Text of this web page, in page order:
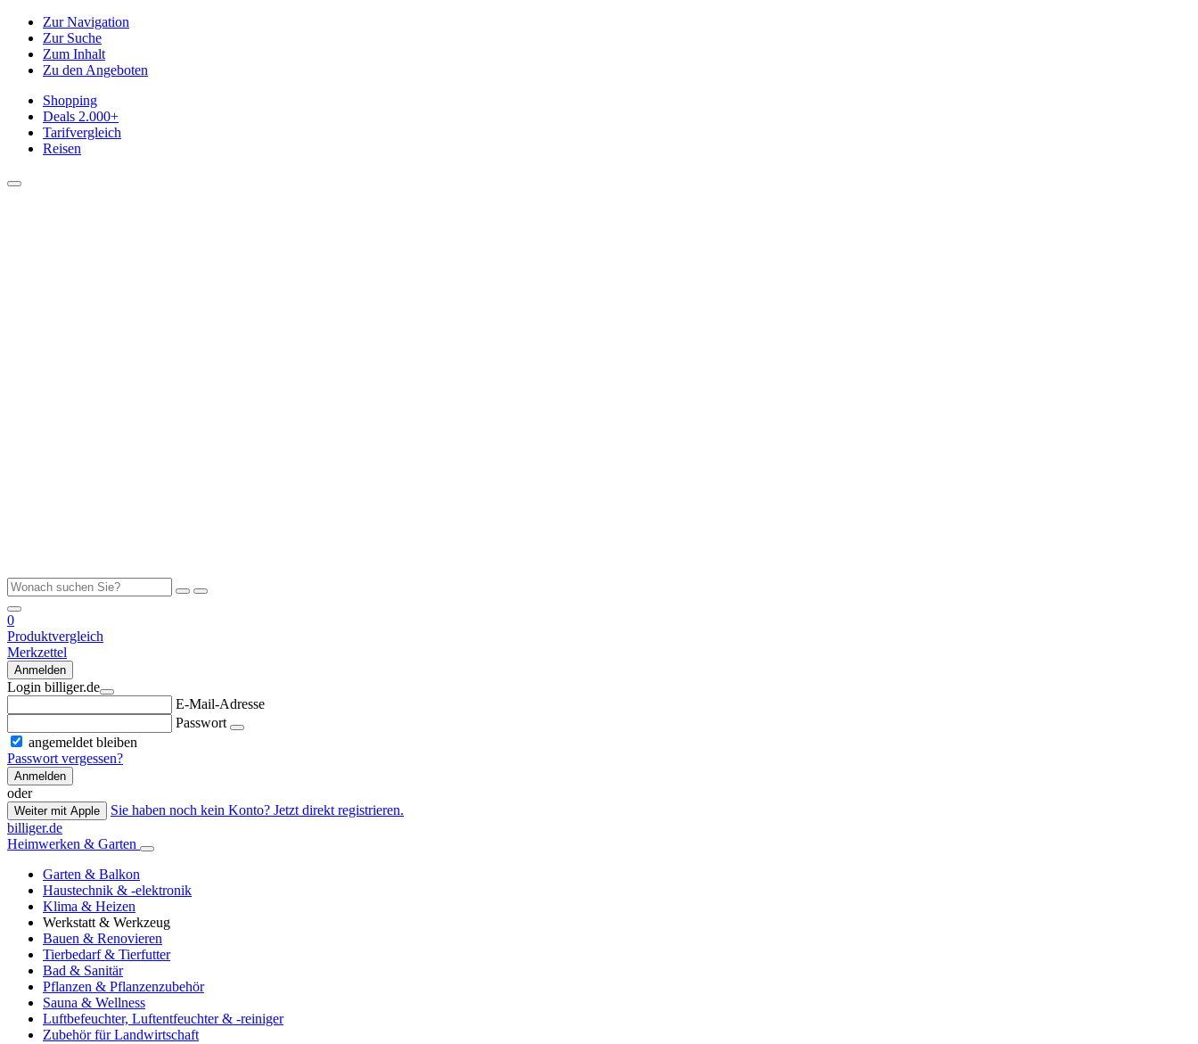
Zur Navigation
Zur Suche
Zum Inhalt
Zu den Angeboten
Shopping
Deals 2.000+
Tarifvergleich
Reisen
0
Produktvergleich
Merkzettel
Anmelden
Login billiger.de
E-Mail-Adresse
Passwort
angemeldet bleiben
Passwort vergessen?
Anmelden
oder
Weiter mit Apple
Sie haben noch kein Konto? Jetzt direkt registrieren.
billiger.de
Heimwerken & Garten
Garten & Balkon
Haustechnik & -elektronik
Klima & Heizen
Werkstatt & Werkzeug
Bauen & Renovieren
Tierbedarf & Tierfutter
Bad & Sanitär
Pflanzen & Pflanzenzubehör
Sauna & Wellness
Luftbefeuchter, Luftentfeuchter & -reiniger
Zubehör für Landwirtschaft